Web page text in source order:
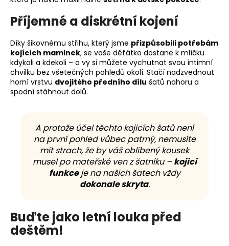
Příjemné a diskrétní kojení
Díky šikovnému střihu, který jsme přizpůsobili potřebám
kojících maminek, se vaše děťátko dostane k mlíčku
kdykoli a kdekoli – a vy si můžete vychutnat svou intimní
chvilku bez všetečných pohledů okolí. Stačí nadzvednout
horní vrstvu dvojitého předního dílu šatů nahoru a
spodní stáhnout dolů.
A protože účel těchto kojicích šatů není
na první pohled vůbec patrný, nemusíte
mít strach, že by váš oblíbený kousek
musel po mateřské ven z šatníku – kojicí
funkceje na našich šatech vždy
dokonale skryta.
Buďte jako letní louka před
deštěm!